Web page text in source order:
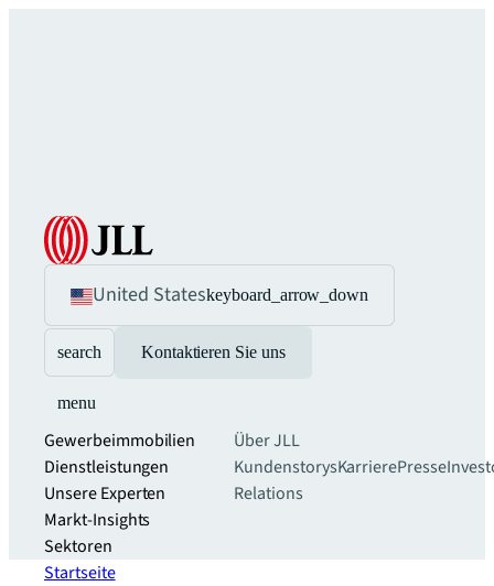
United Stateskeyboard_arrow_down
search Kontaktieren Sie uns
menu
Gewerbeimmobilien
Dienstleistungen
Unsere Experten
Markt-Insights
Sektoren​
Über JLL
KundenstorysKarrierePresse
Relations
Startseite